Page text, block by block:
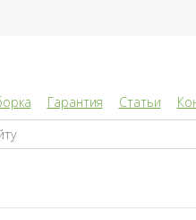
Гарантия Статьи